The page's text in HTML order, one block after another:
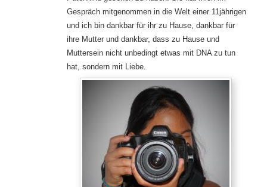
Gespräch mitgenommen in die Welt einer 11jährigen
und ich bin dankbar für ihr zu Hause, dankbar für
ihre Mutter und dankbar, dass zu Hause und
Muttersein nicht unbedingt etwas mit DNA zu tun
hat, sondern mit Liebe.